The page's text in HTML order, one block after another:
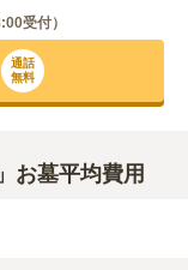
受付）
通話
無料
お墓平均費用